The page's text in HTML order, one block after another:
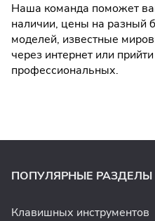
Наша команда поможет
наличии, цены на разный
моделей, известные
через интернет или
профессиональных.
ПОПУЛЯРНЫЕ РАЗДЕЛЫ
Клавишных инструментов